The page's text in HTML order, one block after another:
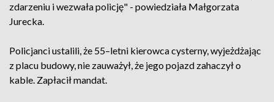
zdarzeniu i wezwała policję" - powiedziała Małgorzata
Jurecka.
Policjanci ustalili, że 55–letni kierowca cysterny, wyjeżdżając
z placu budowy, nie zauważył, że jego pojazd zahaczył o
kable. Zapłacił mandat.